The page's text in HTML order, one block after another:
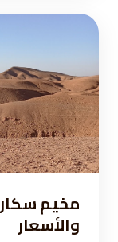
مخيم
والأسعار